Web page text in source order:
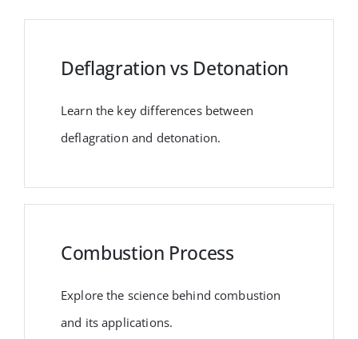
Deflagration vs Detonation
Learn the key differences between
deflagration and detonation.
Combustion Process
Explore the science behind combustion
and its applications.